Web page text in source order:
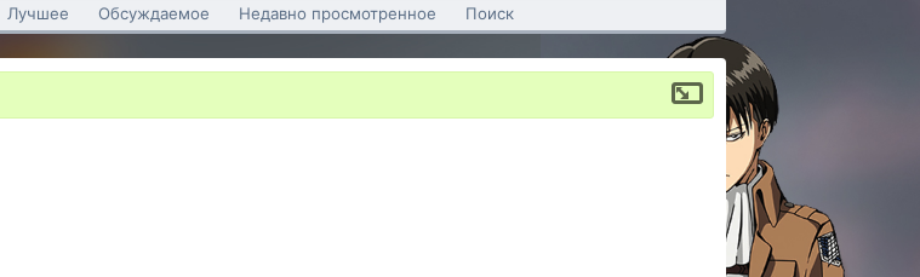
Лучшее Обсуждаемое Недавно просмотренное Поиск